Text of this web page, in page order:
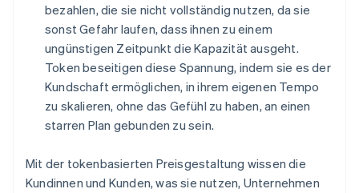
bezahlen, die sie nicht vollständig nutzen, da sie
sonst Gefahr laufen, dass ihnen zu einem
ungünstigen Zeitpunkt die Kapazität ausgeht.
Token beseitigen diese Spannung, indem sie es der
Kundschaft ermöglichen, in ihrem eigenen Tempo
zu skalieren, ohne das Gefühl zu haben, an einen
starren Plan gebunden zu sein.
Mit der tokenbasierten Preisgestaltung wissen die
Kundinnen und Kunden, was sie nutzen, Unternehmen